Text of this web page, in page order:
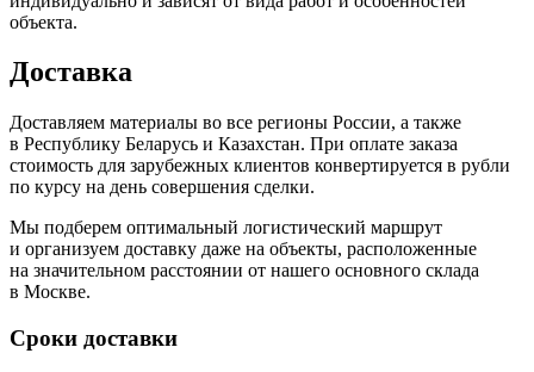
объекта.
Доставка
Доставляем материалы во все регионы России, а также
в Республику Беларусь и Казахстан. При оплате заказа
стоимость для зарубежных клиентов конвертируется в рубли
по курсу на день совершения сделки.
Мы подберем оптимальный логистический маршрут
и организуем доставку даже на объекты, расположенные
на значительном расстоянии от нашего основного склада
в Москве.
Сроки доставки